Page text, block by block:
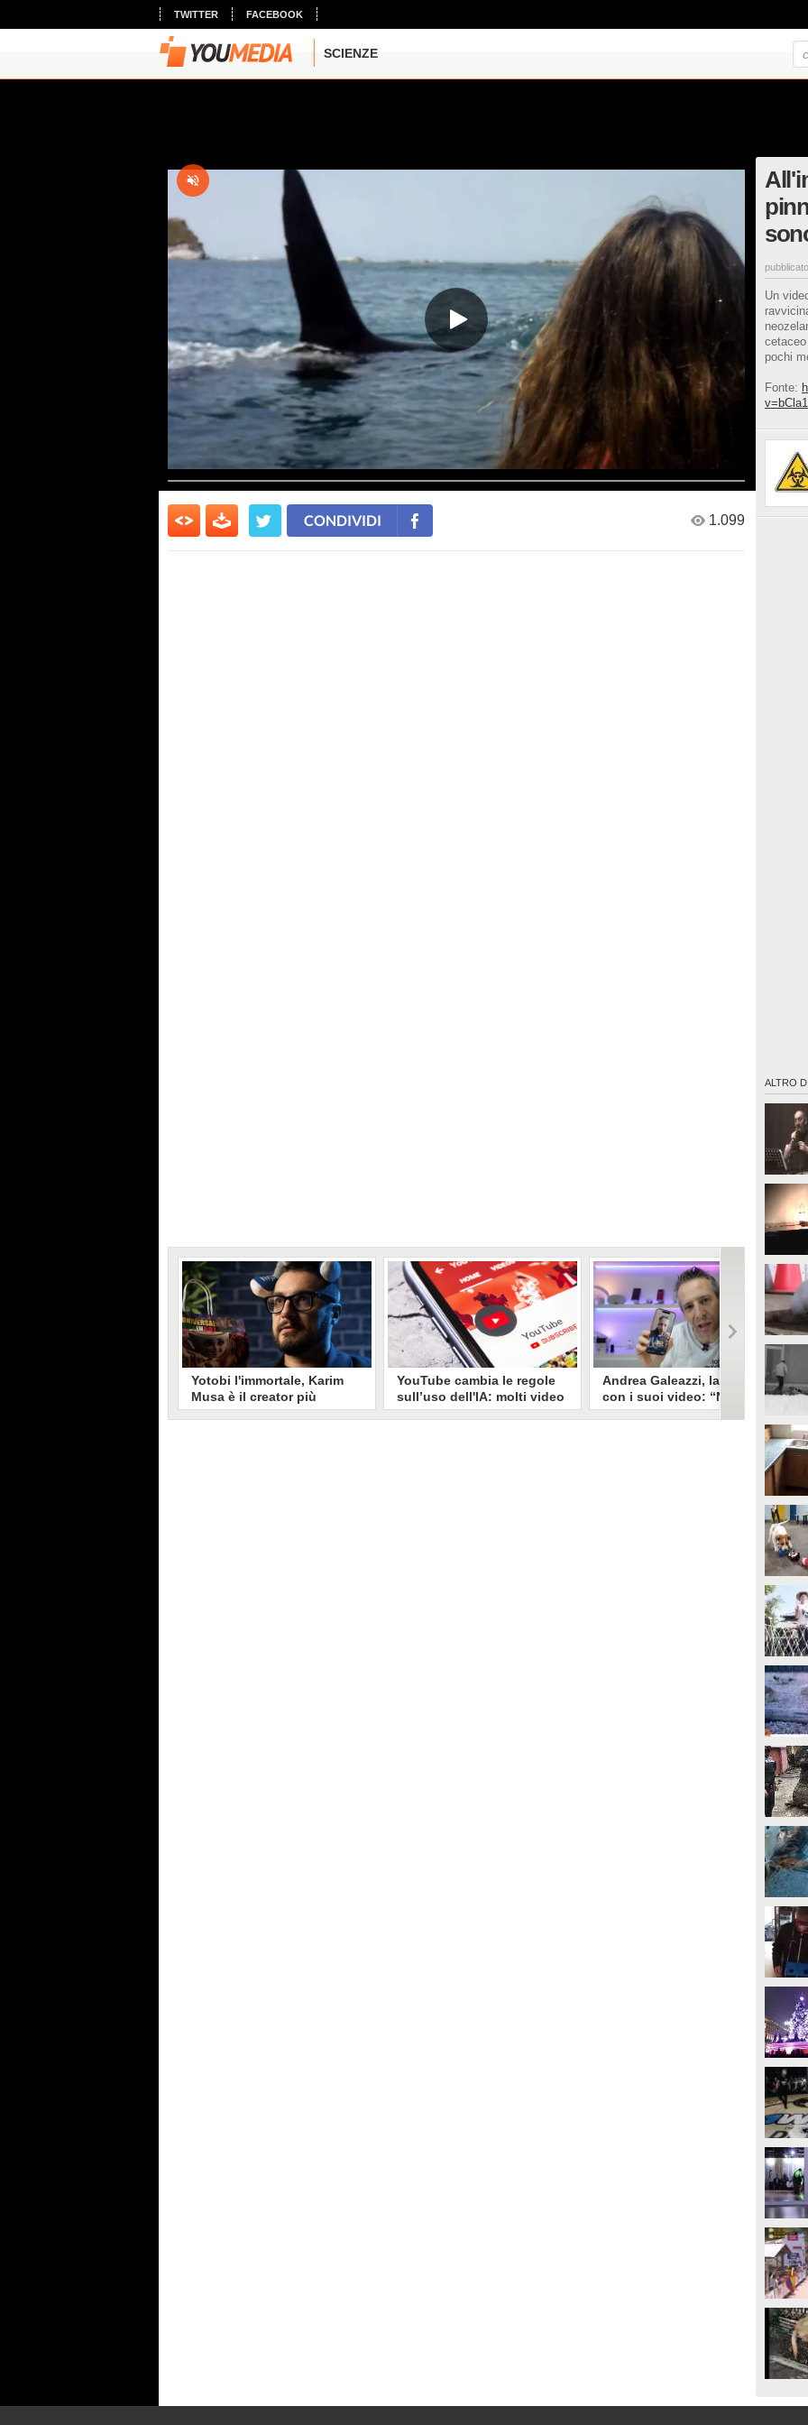
TWITTER FACEBOOK
SCIENZE
Un
pochi
Fonte:
ALTRO DI
CONDIVIDI 1.099
Yotobi l'immortale, Karim
Musa è il creator più
longevo in Italia: il suo
YouTube cambia le regole
sull’uso dell'IA: molti video
rischiano di perdere la
Andrea Galeazzi, la truffa
con i suoi video: “Non
sono io quello. Mi hanno
ultimi giorni un suo video è stato